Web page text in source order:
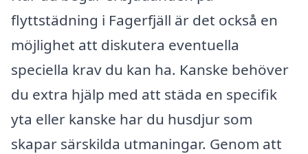
flyttstädning i Fagerfjäll är det också en
möjlighet att diskutera eventuella
speciella krav du kan ha. Kanske behöver
du extra hjälp med att städa en specifik
yta eller kanske har du husdjur som
skapar särskilda utmaningar. Genom att